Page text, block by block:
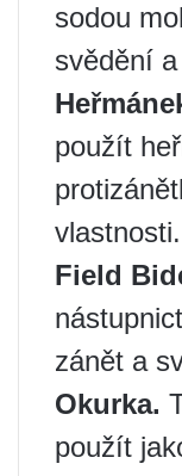
sodou
svědění
použít
vlastnosti.
Field
zánět a
Okurka.
použít